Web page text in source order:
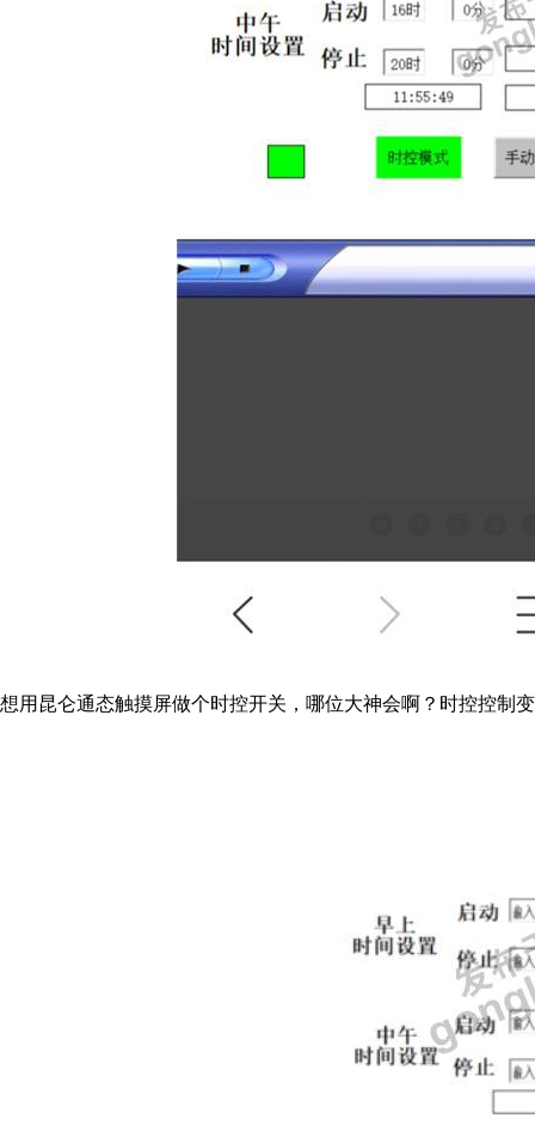
想用昆仑通态触摸屏做个时控开关，哪位大神会啊？时控控制